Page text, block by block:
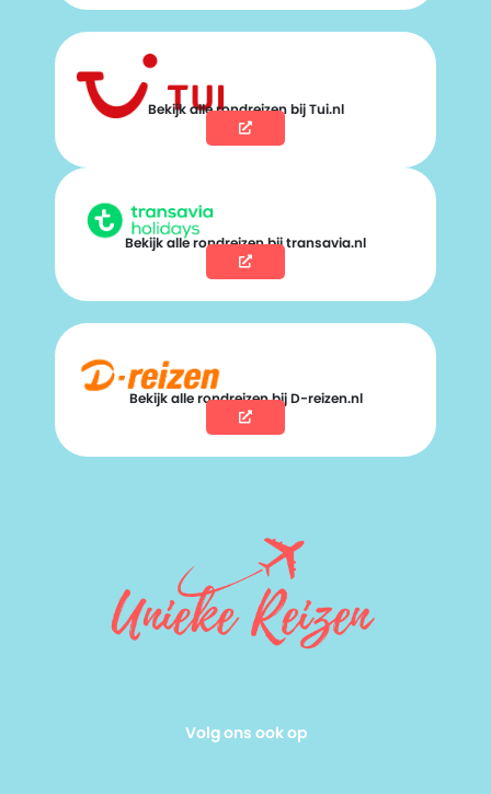
Bekijk alle rondreizen bij Tui.nl
Bekijk alle rondreizen bij transavia.nl
Bekijk alle rondreizen bij D-reizen.nl
Volg ons ook op